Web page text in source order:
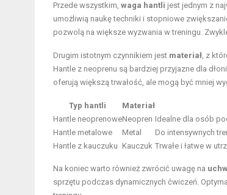
Przede wszystkim, waga hantli jest jednym z
umożliwią naukę techniki i stopniowe
pozwolą na większe wyzwania w treningu.
Drugim istotnym czynnikiem jest materiał, z
Hantle z neoprenu są bardziej przyjazne dla
oferują większą trwałość, ale mogą być mniej
Typ hantli Materiał
Hantle neoprenoweNeopren Idealne dla osób
Hantle metalowe
Metal
Do intensywnych
Hantle z kauczuku Kauczuk Trwałe i łatwe w
Na koniec warto również zwrócić uwagę na
sprzętu podczas dynamicznych ćwiczeń.